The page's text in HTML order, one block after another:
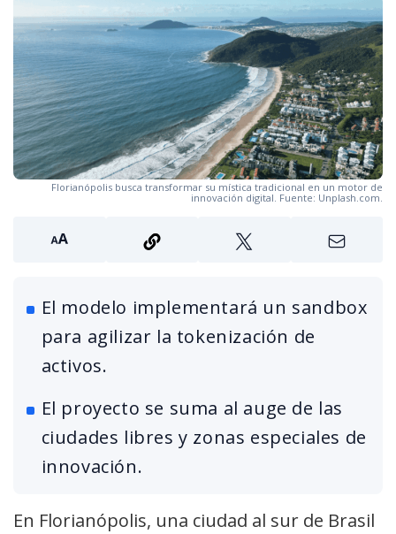
Florianópolis busca transformar su mística tradicional en un motor de
innovación digital. Fuente: Unplash.com.
El modelo implementará un sandbox
para agilizar la tokenización de
activos.
El proyecto se suma al auge de las
ciudades libres y zonas especiales de
innovación.
En Florianópolis, una ciudad al sur de Brasil